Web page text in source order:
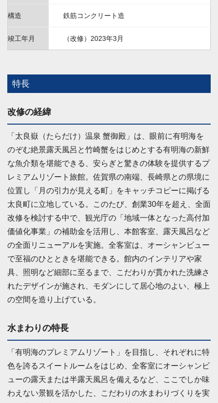
構造 鉄筋コンクリート造
竣工年月 （改修）2023年3月
特長
改修の経緯
「太良嶽（たらだけ）温泉 蟹御殿」は、眼前に有明海を
のぞむ絶景露天風呂と竹崎蟹をはじめとする有明海の新鮮
な魚介類を堪能できる、安らぎと驚きの体験を提供するプ
レミアムリゾート旅館。佐賀県の南端、長崎県との県境に
位置し「月の引力が見える町」をキャッチコピーに掲げる
太良町に立地している。このたび、創業30年を超え、全面
改修を検討する中で、観光庁の「地域一体となった高付加
価値化事業」の補助金を活用し、本館客室、露天風呂など
の全面リニューアルを実施。全客室は、オーシャンビュー
で至福のひとときを堪能できる。館内のインテリアや家
具、照明など細部に至るまで、こだわりが貫かれた洗練さ
れたデザインが施され、モダンにして居心地のよい、極上
の空間を造り上げている。
水まわりの特長
「有明海のプレミアムリゾート」を目指し、それぞれに特
色を誇るスイートルームをはじめ、全客室にオーシャンビ
ューの露天または半露天風呂を備えるなど、ここでしか味
わえない景観を活かした、こだわりの水まわりづくりを実